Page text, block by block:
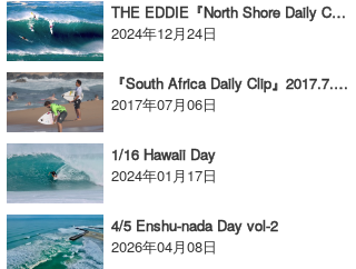
THE EDDIE『North Shore Daily Clip』2024.12.22 @ Waimea
2024年12月24日
『South Africa Daily Clip』2017.7.5 @ Ballito
2017年07月06日
1/16 Hawaii Day
2024年01月17日
4/5 Enshu-nada Day vol-2
2026年04月08日